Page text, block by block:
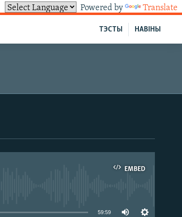
Powered by Translate
НАВІНЫ
ТЭСТЫ
EMBED
59:59